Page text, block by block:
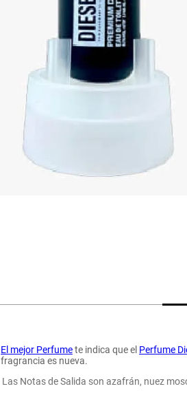
El mejor Perfumete indica que el Perfume
fragrancia es nueva.
Las Notas de Salida son azafrán, nuez
Mantequilla